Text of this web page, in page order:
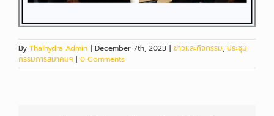
By Thaihydra Admin | December 7th, 2023 | ข่าวและกิจกรรม, ประชุม
กรรมการสมาคมฯ | 0 Comments